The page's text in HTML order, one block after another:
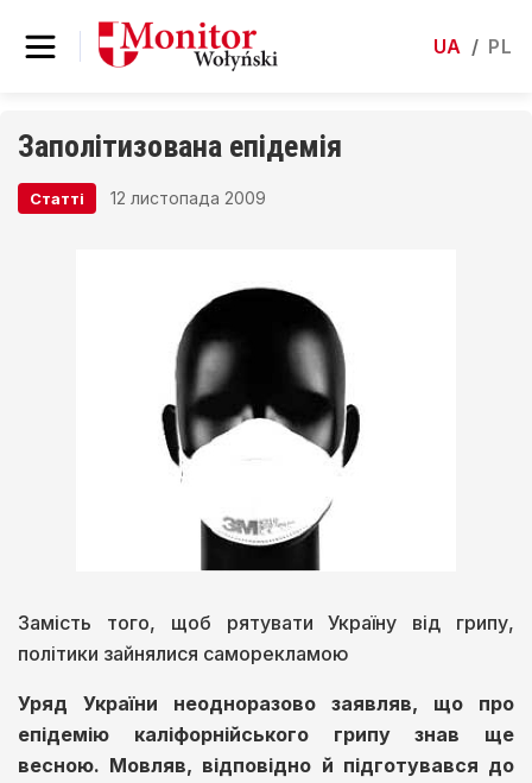
UA / PL
Заполітизована епідемія
Статті 12 листопада 2009
Замість того, щоб рятувати Україну від грипу,
політики зайнялися саморекламою
Уряд України неодноразово заявляв, що про
епідемію каліфорнійського грипу знав ще
весною. Мовляв, відповідно й підготувався до